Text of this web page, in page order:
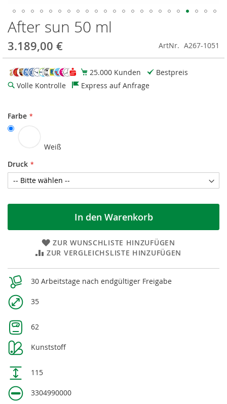
After sun 50 ml
3.189,00 € ArtNr. A267-1051
25.000 Kunden
Bestpreis
Volle Kontrolle
Express auf Anfrage
Farbe
Weiß
Druck
In den Warenkorb
ZUR WUNSCHLISTE HINZUFÜGEN
ZUR VERGLEICHSLISTE HINZUFÜGEN
Weitere
Informationen
30 Arbeitstage nach endgültiger Freigabe
35
62
Kunststoff
115
3304990000
Zum
Anfang
der
Bildgalerie